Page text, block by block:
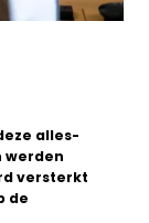
alles-
werden
versterkt
de